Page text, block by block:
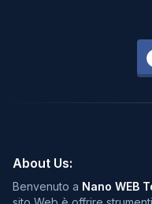
About Us:
Benvenuto a Nano WEB